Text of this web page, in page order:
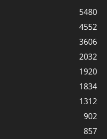
5480
4552
3606
2032
1920
1834
1312
902
857